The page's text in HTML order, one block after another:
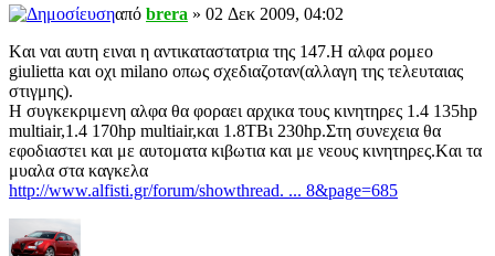
από brera » 02 Δεκ 2009, 04:02
Kαι ναι αυτη ειναι η αντικαταστατρια της 147.Η αλφα ρομεο
giulietta και οχι milano οπως σχεδιαζοταν(αλλαγη της τελευταιας
στιγμης).
Η συγκεκριμενη αλφα θα φοραει αρχικα τους κινητηρες 1.4 135hp
multiair,1.4 170hp multiair,και 1.8ΤΒι 230hp.Στη συνεχεια θα
εφοδιαστει και με αυτοματα κιβωτια και με νεους κινητηρες.Kαι τα
μυαλα στα καγκελα
http://www.alfisti.gr/forum/showthread. ... 8&page=685